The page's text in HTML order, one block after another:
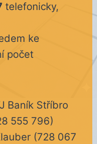
telefonicky,
ke
počet
Baník Stříbro
555 796)
(728 067